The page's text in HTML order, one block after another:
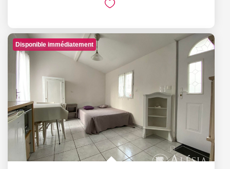
Disponible immédiatement